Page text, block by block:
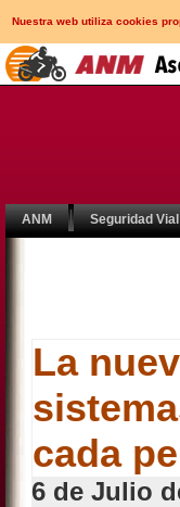
Nuestra web utiliza cookies
ANM Seguridad Vial
La
cada
6 de Julio